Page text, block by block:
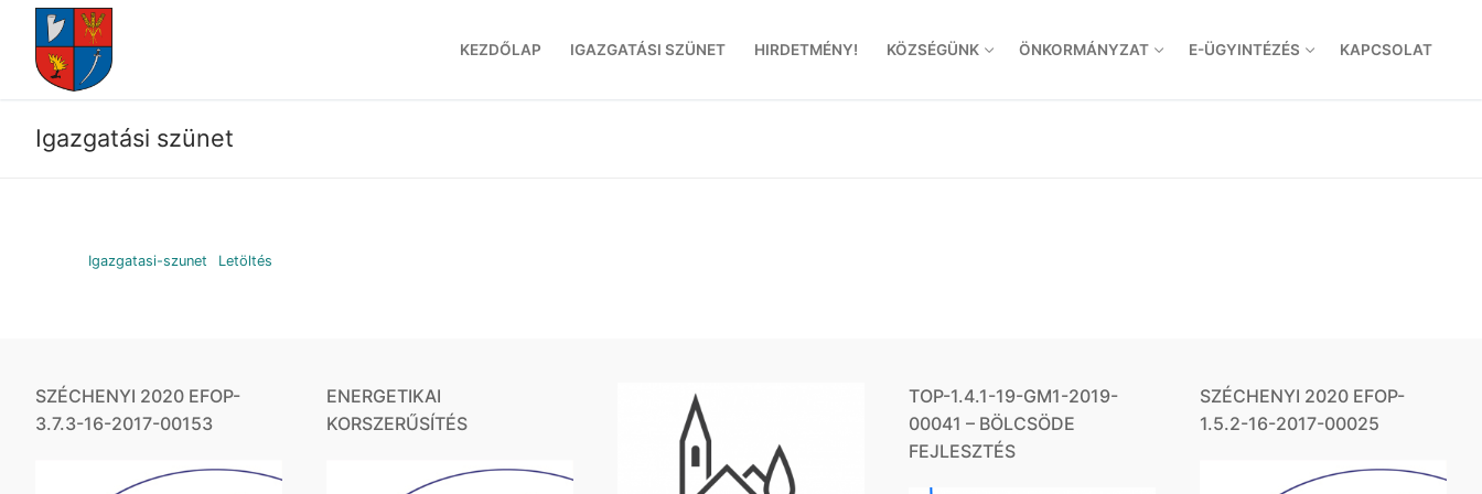
Ugrás
tartalomra
KEZDŐLAP IGAZGATÁSI SZÜNET HIRDETMÉNY! KÖZSÉGÜNK ÖNKORMÁNYZAT E-ÜGYINTÉZÉS KAPCSOLAT
Igazgatási szünet
Igazgatasi-szunet Letöltés
SZÉCHENYI 2020 EFOP-
3.7.3-16-2017-00153
ENERGETIKAI
KORSZERŰSÍTÉS
TOP-1.4.1-19-GM1-2019-
00041 – BÖLCSÖDE
FEJLESZTÉS
SZÉCHENYI 2020 EFOP-
1.5.2-16-2017-00025